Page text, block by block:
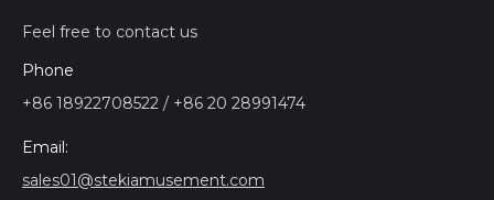
Feel free to contact us
Phone
+86 18922708522 / +86 20 28991474
Email:
sales01@stekiamusement.com